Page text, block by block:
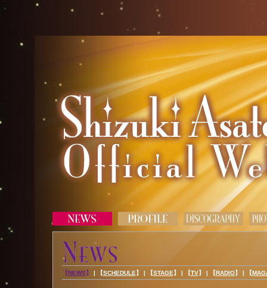
【NEWS 】 | 【SCHEDULE】 | 【STAGE】 | 【TV】 | 【RADIO】 | 【